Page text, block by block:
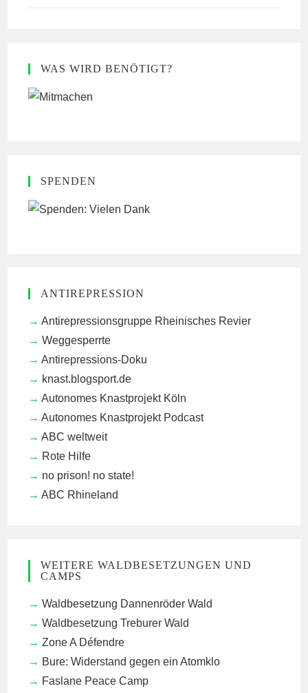
WAS WIRD BENÖTIGT?
SPENDEN
ANTIREPRESSION
Antirepressionsgruppe Rheinisches Revier
Weggesperrte
Antirepressions-Doku
knast.blogsport.de
Autonomes Knastprojekt Köln
Autonomes Knastprojekt Podcast
ABC weltweit
Rote Hilfe
no prison! no state!
ABC Rhineland
WEITERE WALDBESETZUNGEN UND
CAMPS
Waldbesetzung Dannenröder Wald
Waldbesetzung Treburer Wald
Zone A Défendre
Bure: Widerstand gegen ein Atomklo
Faslane Peace Camp